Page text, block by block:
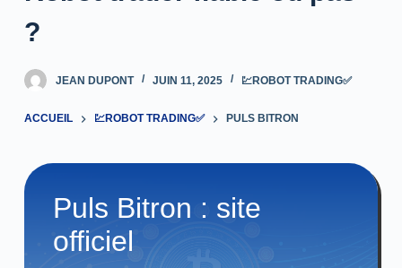
e?
JEAN DUPONT JUIN 11, 2025 💹ROBOT TRADING✅
ACCUEIL 💹ROBOT TRADING✅ PULS BITRON
Puls Bitron : site
officiel